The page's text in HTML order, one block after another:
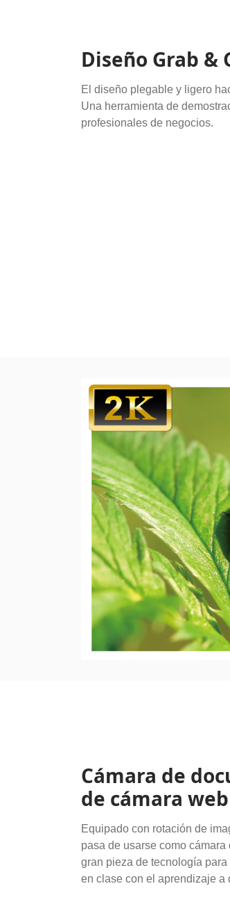
Diseño Grab &
El diseño plegable y ligero
Una herramienta de
profesionales de negocios.
Cámara de
de cámara web
Equipado con rotación de
pasa de usarse como
gran pieza de tecnología
en clase con el aprendizaje a